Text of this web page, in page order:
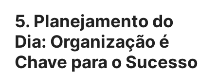
5. Planejamento do
Dia: Organização é
Chave para o Sucesso